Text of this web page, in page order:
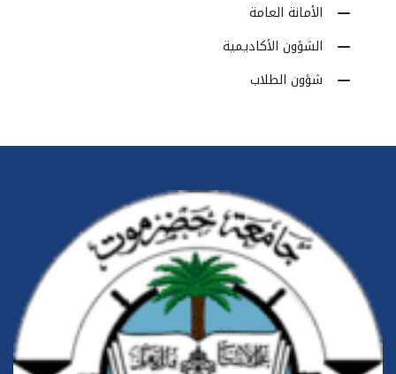
الأمانة العامة
الشؤون الأكاديمية
شؤون الطلاب